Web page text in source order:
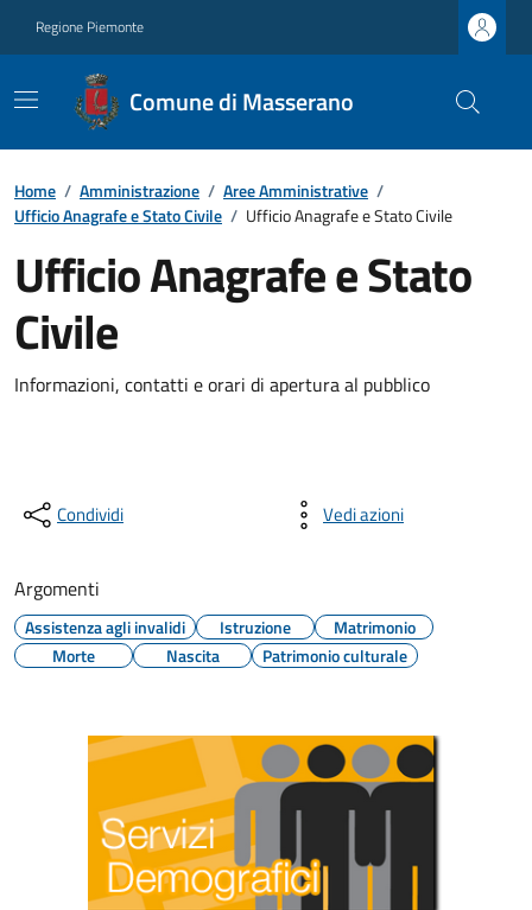
Regione Piemonte
Comune di Masserano
Home / Amministrazione / Aree Amministrative /
Ufficio Anagrafe e Stato Civile / Ufficio Anagrafe e Stato Civile
Ufficio Anagrafe e Stato
Civile
Informazioni, contatti e orari di apertura al pubblico
Condividi Vedi azioni
Argomenti
Assistenza agli invalidi Istruzione
Matrimonio
Morte
Nascita Patrimonio culturale